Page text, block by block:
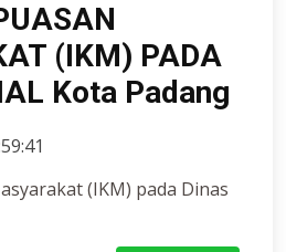
(IKM) PADA
Kota Padang
(IKM) pada Dinas